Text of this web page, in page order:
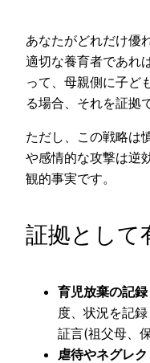
あなたがどれだけ優
適切な養育者であれ
って、母親側に子ど
る場合、それを証拠
ただし、この戦略は
や感情的な攻撃は逆
観的事実です。
証拠として
育児放棄の記録
度、状況を記
証言(祖父母、
虐待やネグレク